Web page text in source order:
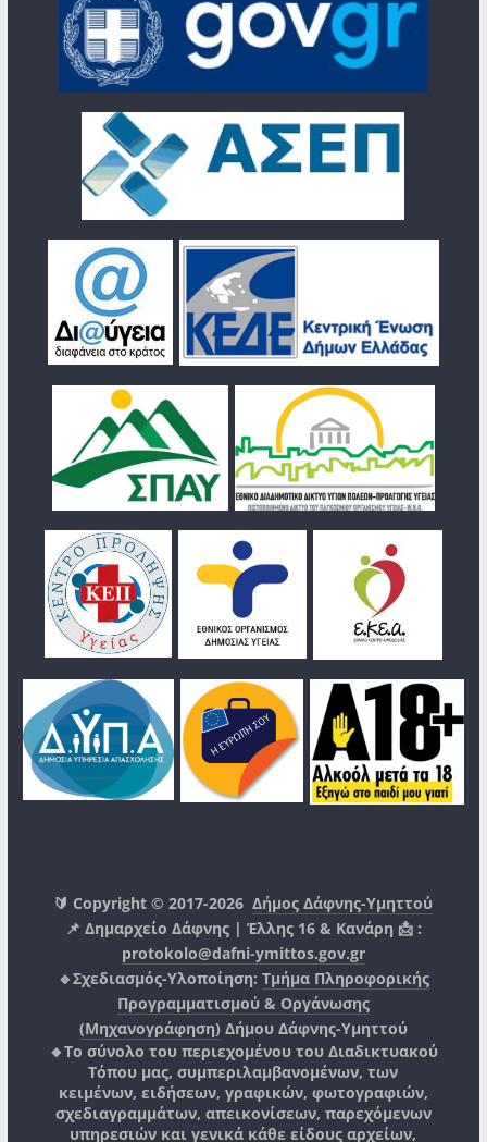
🔰 Copyright © 2017-2026Δήμος Δάφνης-Υμηττού
📌 Δημαρχείο Δάφνης | Έλλης 16 & Κανάρη 📩 :
protokolo@dafni-ymittos.gov.gr
🔹Σχεδιασμός-Υλοποίηση: Τμήμα Πληροφορικής
Προγραμματισμού & Οργάνωσης
(Μηχανογράφηση) Δήμου Δάφνης-Υμηττού
🔸Το σύνολο του περιεχομένου του Διαδικτυακού
Τόπου μας, συμπεριλαμβανομένων, των
κειμένων, ειδήσεων, γραφικών, φωτογραφιών,
σχεδιαγραμμάτων, απεικονίσεων, παρεχόμενων
υπηρεσιών και γενικά κάθε είδους αρχείων,